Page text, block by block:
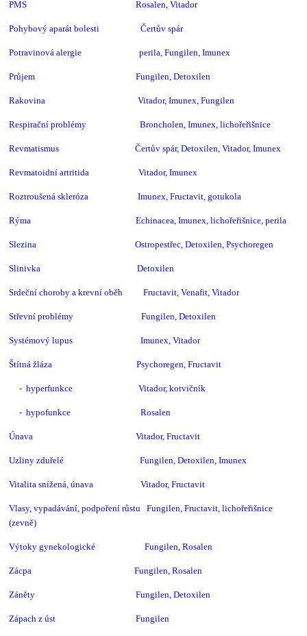
PMS Rosalen, Vitador
Pohybový aparát bolesti Čertův spár
Potravinová alergie perila, Fungilen, Imunex
Průjem Fungilen, Detoxilen
Rakovina Vitador, Imunex, Fungilen
Respirační problémy Broncholen, Imunex, lichořeřišnice
Revmatismus Čertův spár, Detoxilen, Vitador, Imunex
Revmatoidní artritida Vitador, Imunex
Roztroušená skleróza Imunex, Fructavit, gotukola
Rýma Echinacea, Imunex, lichořeřišnice, perila
Slezina Ostropestřec,Detoxilen, Psychoregen
Slinivka Detoxilen
Srdeční choroby a krevní oběh Fructavit, Venafit, Vitador
Střevní problémy Fungilen, Detoxilen
Systémový lupus Imunex, Vitador
Štítná žláza Psychoregen, Fructavit
- hyperfunkce Vitador, kotvičník
- hypofunkce Rosalen
Únava Vitador, Fructavit
Uzliny zduřelé Fungilen,Detoxilen, Imunex
Vitalita snížená, únava Vitador, Fructavit
Vlasy, vypadávání, podpoření růstu Fungilen, Fructavit, lichořeřišnice
(zevně)
Výtoky gynekologické Fungilen, Rosalen
Zácpa Fungilen, Rosalen
Záněty Fungilen, Detoxilen
Zápach z úst Fungilen